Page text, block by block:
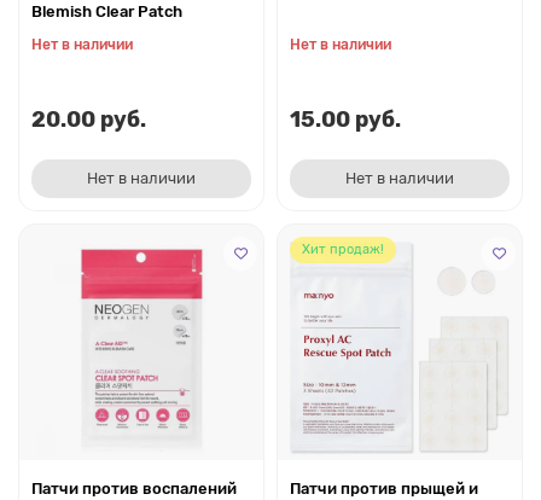
Blemish Clear Patch
Нет в наличии
20.00 руб.
Нет в наличии
Нет в наличии
15.00 руб.
Нет в наличии
Патчи против воспалений
Хит продаж!
Патчи против прыщей и